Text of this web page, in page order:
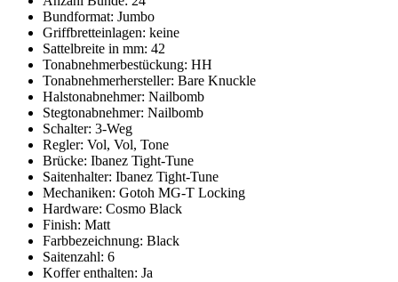
Bundformat: Jumbo
Griffbretteinlagen: keine
Sattelbreite in mm: 42
Tonabnehmerbestückung: HH
Tonabnehmerhersteller: Bare Knuckle
Halstonabnehmer: Nailbomb
Stegtonabnehmer: Nailbomb
Schalter: 3-Weg
Regler: Vol, Vol, Tone
Brücke: Ibanez Tight-Tune
Saitenhalter: Ibanez Tight-Tune
Mechaniken: Gotoh MG-T Locking
Hardware: Cosmo Black
Finish: Matt
Farbbezeichnung: Black
Saitenzahl: 6
Koffer enthalten: Ja